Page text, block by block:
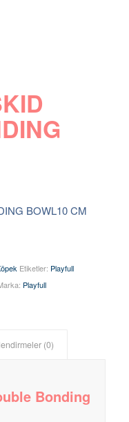
BOWL10 CM
Etiketler: Playfull
Playfull
(0)
Bonding